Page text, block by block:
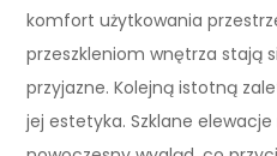
komfort użytkowania
przeszkleniom wnętrza stają
przyjazne. Kolejną istotną
jej estetyka. Szklane